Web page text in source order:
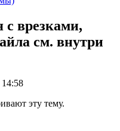
с врезками,
см. внутри
эту тему.